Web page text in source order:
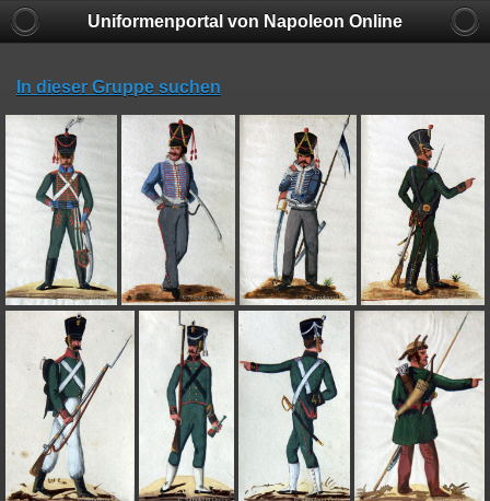
Uniformenportal von Napoleon Online
In dieser Gruppe suchen